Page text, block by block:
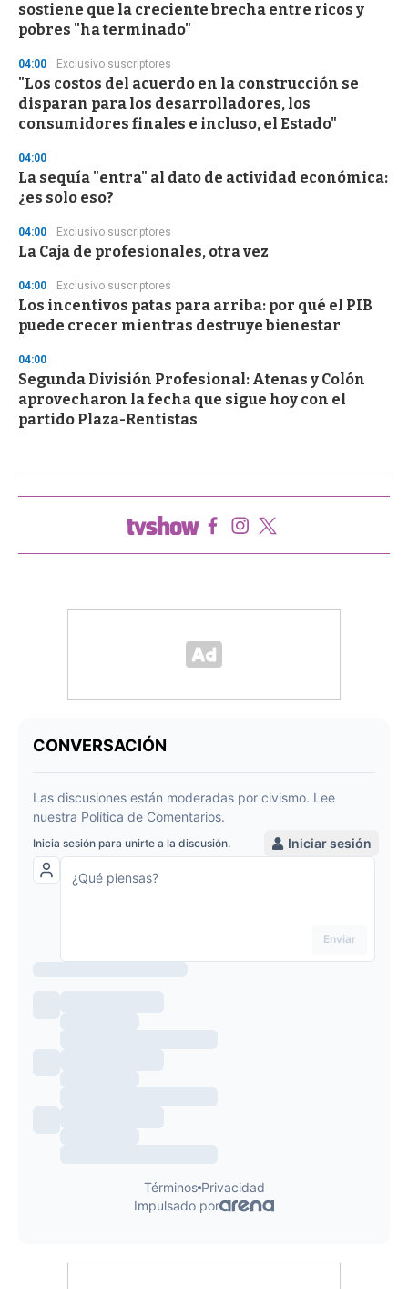
sostiene que la creciente brecha entre ricos y
pobres "ha terminado"
04:00 Exclusivo suscriptores
"Los costos del acuerdo en la construcción se
disparan para los desarrolladores, los
consumidores finales e incluso, el Estado"
04:00
La sequía "entra" al dato de actividad económica:
¿es solo eso?
04:00 Exclusivo suscriptores
La Caja de profesionales, otra vez
04:00 Exclusivo suscriptores
Los incentivos patas para arriba: por qué el PIB
puede crecer mientras destruye bienestar
04:00
Segunda División Profesional: Atenas y Colón
aprovecharon la fecha que sigue hoy con el
partido Plaza-Rentistas